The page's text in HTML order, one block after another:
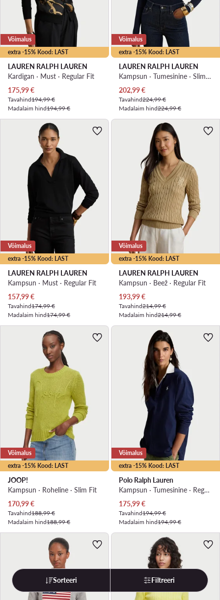
extra -15% Kood: LAST
Võimalus
LAUREN RALPH LAUREN
Kardigan · Must · Regular Fit
Praegune hind
175,99€
Tavahind194,99 €
Madalaim hind194,99 €
extra -15% Kood: LAST
Võimalus
LAUREN RALPH LAUREN
Kampsun · Tumesinine · Slim Fit
Praegune hind
202,99€
Tavahind224,99 €
Madalaim hind224,99 €
extra -15% Kood: LAST
Võimalus
LAUREN RALPH LAUREN
Kampsun · Must · Regular Fit
Praegune hind
157,99€
Tavahind174,99 €
Madalaim hind174,99 €
extra -15% Kood: LAST
Võimalus
LAUREN RALPH LAUREN
Kampsun · Beež · Regular Fit
Praegune hind
193,99€
Tavahind214,99 €
Madalaim hind214,99 €
extra -15% Kood: LAST
Võimalus
JOOP!
Kampsun · Roheline · Slim Fit
Praegune hind
170,99€
Tavahind188,99 €
Madalaim hind188,99 €
extra -15% Kood: LAST
Võimalus
Polo Ralph Lauren
Kampsun · Tumesinine · Regular Fit
Praegune hind
175,99€
Tavahind194,99 €
Madalaim hind194,99 €
Sorteeri Filtreeri